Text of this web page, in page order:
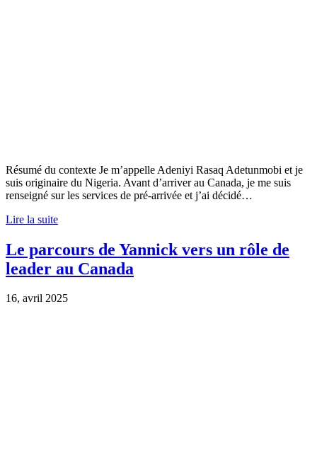
Résumé du contexte Je m’appelle Adeniyi Rasaq Adetunmobi et je
suis originaire du Nigeria. Avant d’arriver au Canada, je me suis
renseigné sur les services de pré-arrivée et j’ai décidé…
Lire la suite
Le parcours de Yannick vers un rôle de
leader au Canada
16, avril 2025